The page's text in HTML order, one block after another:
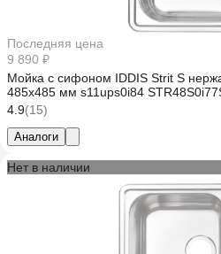
Последняя цена
9 890 ₽
Мойка с сифоном IDDIS Strit S
485х485 мм s11ups0i84
4.9(15)
Аналоги
Нет в наличии